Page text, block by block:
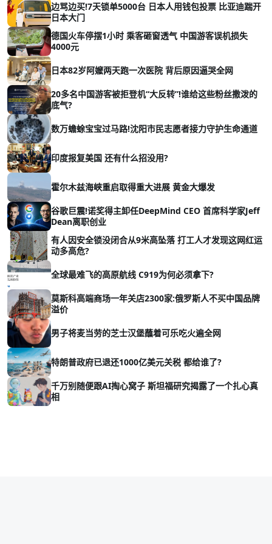
边骂边买!7天锁单5000台 日本人用钱包投票 比亚迪踹开
日本大门
德国火车停摆1小时 乘客砸窗透气 中国游客误机损失
4000元
日本82岁阿嬤两天跑一次医院 背后原因逼哭全网
20多名中国游客被拒登机“大反转”!谁给这些粉丝撒泼的
底气?
数万蟾蜍宝宝过马路!沈阳市民志愿者接力守护生命通道
印度报复美国 还有什么招没用?
霍尔木兹海峡重启取得重大进展 黄金大爆发
谷歌巨震!诺奖得主卸任DeepMind CEO 首席科学家Jeff
Dean离职创业
有人因安全锁没闭合从9米高坠落 打工人才发现这网红运
动多高危?
全球最难飞的高原航线 C919为何必须拿下?
莫斯科高端商场一年关店2300家:俄罗斯人不买中国品牌
溢价
男子将麦当劳的芝士汉堡蘸着可乐吃火遍全网
特朗普政府已退还1000亿美元关税 都给谁了?
千万别随便跟AI掏心窝子 斯坦福研究揭露了一个扎心真
相